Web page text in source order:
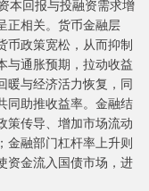
本回报与投融资需求增
正相关。货币金融层
币政策宽松，从而抑制
与通胀预期，拉动收益
暖与经济活力恢复，同
同助推收益率。金融结
策传导、增加市场流动
金融部门杠杆率上升则
资金流入国债市场，进